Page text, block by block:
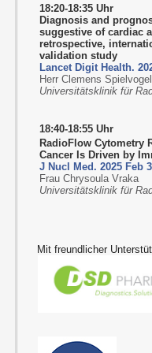
18:20-18:35 Uhr
Diagnosis and
suggestive of cardiac
retrospective,
validation study
Lancet Digit Health.
Herr Clemens Spielvogel
Universitätsklinik für
18:40-18:55 Uhr
RadioFlow Cytometry
Cancer Is Driven by
J Nucl Med. 2025 Feb
Frau Chrysoula Vraka
Universitätsklinik für
Mit freundlicher